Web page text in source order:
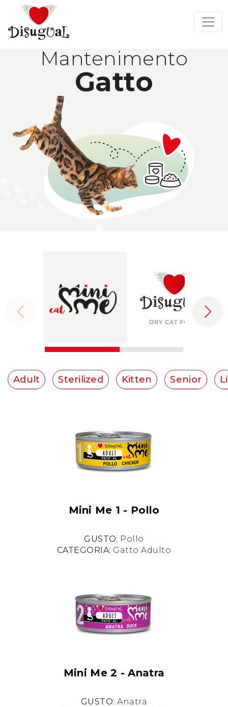
Mantenimento
Gatto
Adult Sterilized Kitten Senior
Mini Me 1 - Pollo
GUSTO: Pollo
CATEGORIA: Gatto Adulto
Mini Me 2 - Anatra
GUSTO:Anatra